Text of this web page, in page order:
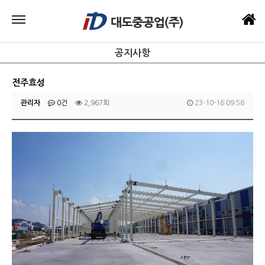
공지사항
전주효성
관리자 0건 2,967회 23-10-16 09:56